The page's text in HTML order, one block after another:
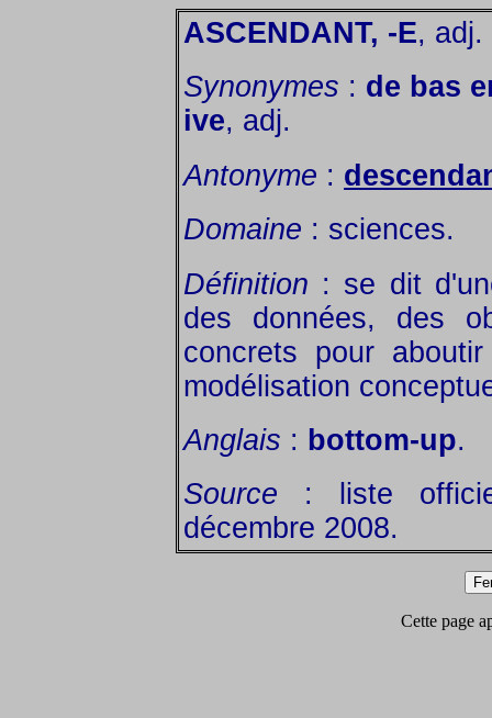
ASCENDANT, -E, adj.
Synonymes : de bas
ive, adj.
Antonyme :
Domaine : sciences.
Définition : se dit
des données, des
concrets pour
modélisation
Anglais : bottom-up.
Source : liste
décembre 2008.
Cette page